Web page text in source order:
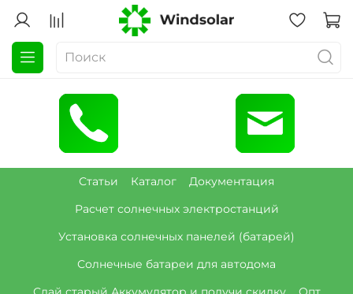
Статьи Каталог
Документация
Расчет солнечных электростанций
Установка солнечных панелей (батарей)
Солнечные батареи для автодома